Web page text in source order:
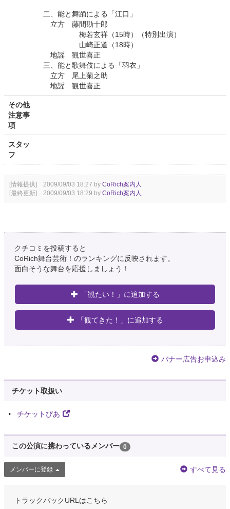
二、能と舞踊による「江口」
立方 藤間勘十郎
梅若玄祥（15時）（特別出演）
山崎正道（18時）
地謡 観世喜正
三、能と歌舞伎による「羽衣」
立方 尾上菊之助
地謡 観世喜正
その他
注意事
項
スタッ
フ
[情報提供] 2009/09/03 18:27 by CoRich案内人
[最終更新] 2009/09/03 18:29 by CoRich案内人
クチコミを投稿すると
CoRich舞台芸術！のランキングに反映されます。
面白そうな舞台を応援しましょう！
「観たい！」に追加する
「観てきた！」に追加する
バナー広告お申込み
チケット取扱い
チケットぴあ
この公演に携わっているメンバー 0
メンバーに登録 すべて見る
トラックバックURLはこちら